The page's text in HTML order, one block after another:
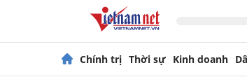
Chính trị Thời sự Kinh doanh